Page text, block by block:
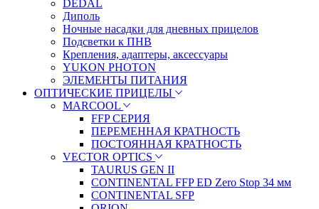
DEDAL
Диполь
Ночные насадки для дневных прицелов
Подсветки к ПНВ
Крепления, адаптеры, аксессуары
YUKON PHOTON
ЭЛЕМЕНТЫ ПИТАНИЯ
ОПТИЧЕСКИЕ ПРИЦЕЛЫ
MARCOOL
FFP СЕРИЯ
ПЕРЕМЕННАЯ КРАТНОСТЬ
ПОСТОЯННАЯ КРАТНОСТЬ
VECTOR OPTICS
TAURUS GEN II
CONTINENTAL FFP ED Zero Stop 34 мм
CONTINENTAL SFP